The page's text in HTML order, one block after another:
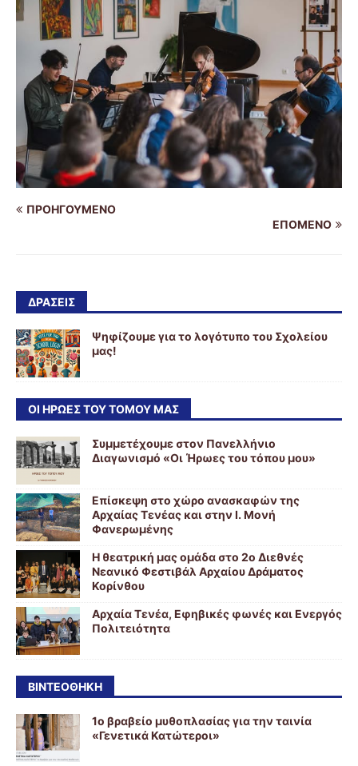
ΠΡΟΗΓΟΎΜΕΝΟ
ΕΠΌΜΕΝΟ
ΔΡΑΣΕΙΣ
Ψηφίζουμε για το λογότυπο του Σχολείου
μας!
ΟΙ ΉΡΩΕΣ ΤΟΥ ΤΌΜΟΥ ΜΑΣ
Συμμετέχουμε στον Πανελλήνιο
Διαγωνισμό «Οι Ήρωες του τόπου μου»
Επίσκεψη στο χώρο ανασκαφών της
Αρχαίας Τενέας και στην Ι. Μονή
Φανερωμένης
Η θεατρική μας ομάδα στο 2ο Διεθνές
Νεανικό Φεστιβάλ Αρχαίου Δράματος
Κορίνθου
Αρχαία Τενέα, Εφηβικές φωνές και Ενεργός
Πολιτειότητα
ΒΙΝΤΕΟΘΉΚΗ
1ο βραβείο μυθοπλασίας για την ταινία
«Γενετικά Κατώτεροι»